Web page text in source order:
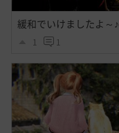
緩和でいけましたよ～♪
1 1